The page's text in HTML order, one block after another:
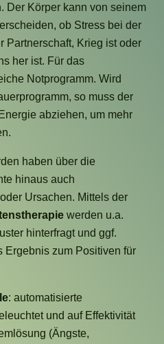
Der Körper kann von seinem
ob Stress bei der
Partnerschaft, Krieg ist oder
her ist. Für das
Notprogramm. Wird
so muss der
abziehen, um mehr
haben über die
hinaus auch
Ursachen. Mittels der
werden u.a.
hinterfragt und ggf.
Ergebnis zum Positiven für
: automatisierte
und auf Effektivität
(Ängste,